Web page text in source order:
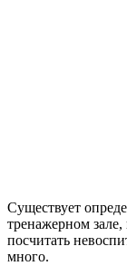
Существует
трена­жерном
посчитать
много.